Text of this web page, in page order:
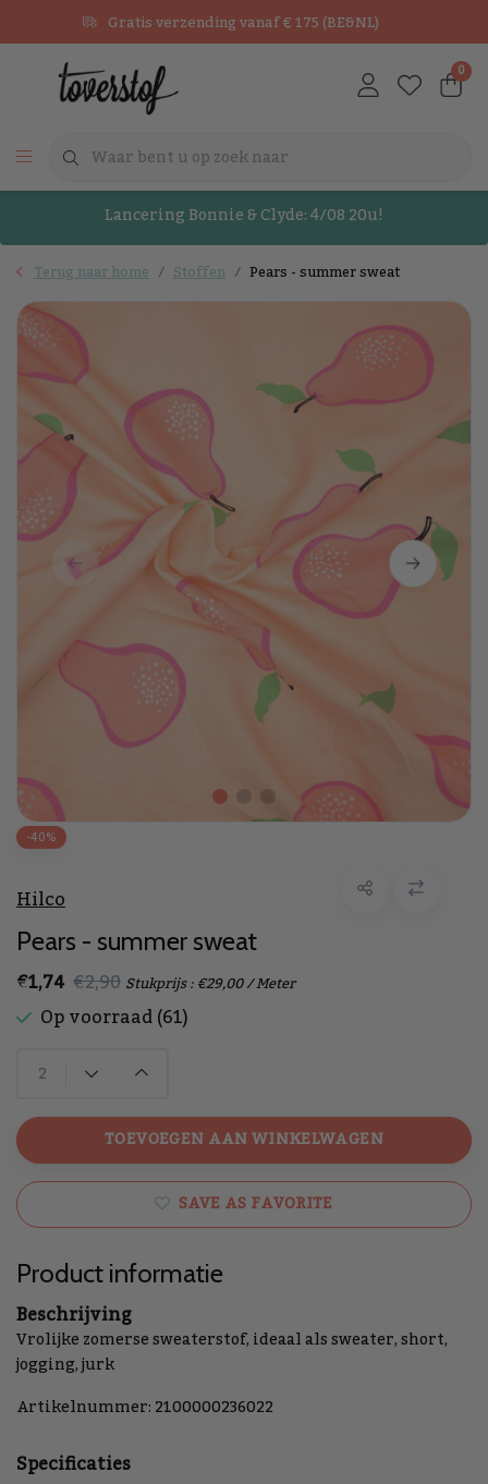
Gratis verzending vanaf € 175 (BE&NL)
0
Lancering Bonnie & Clyde: 4/08 20u!
Terug naar home Stoffen Pears - summer sweat
-40%
Hilco
Pears - summer sweat
€1,74 €2,90Stukprijs : €29,00 / Meter
Op voorraad (61)
TOEVOEGEN AAN WINKELWAGEN
SAVE AS FAVORITE
Product informatie
Beschrijving
Vrolijke zomerse sweaterstof, ideaal als sweater, short,
jogging, jurk
Artikelnummer: 2100000236022
Specificaties